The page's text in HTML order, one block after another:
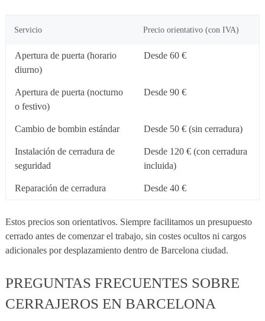
Servicio Precio orientativo (con IVA)
Apertura de puerta (horario
diurno)
Desde 60 €
Apertura de puerta (nocturno
o festivo)
Desde 90 €
Cambio de bombin estándar Desde 50 € (sin cerradura)
Instalación de cerradura de
seguridad
Desde 120 € (con cerradura
incluida)
Reparación de cerradura Desde 40 €
Estos precios son orientativos. Siempre facilitamos un presupuesto
cerrado antes de comenzar el trabajo, sin costes ocultos ni cargos
adicionales por desplazamiento dentro de Barcelona ciudad.
PREGUNTAS FRECUENTES SOBRE
CERRAJEROS EN BARCELONA